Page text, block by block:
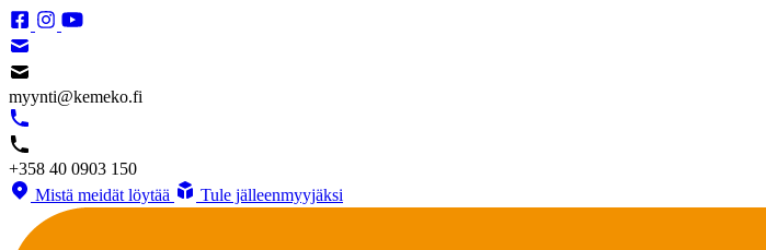
myynti@kemeko.fi
+358 40 0903 150
Mistä meidät löytää
Tule jälleenmyyjäksi